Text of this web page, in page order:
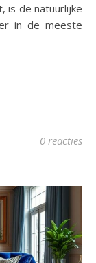
is de natuurlijke
in de meeste
0 reacties